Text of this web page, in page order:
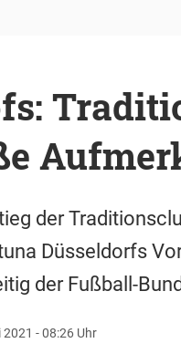
der
Düsseldorfs
der Fußball-
- 08:26 Uhr